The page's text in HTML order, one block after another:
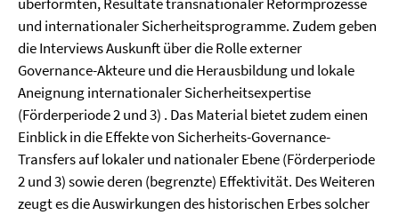
und internationaler Sicherheitsprogramme. Zudem geben
die Interviews Auskunft über die Rolle externer
Governance-Akteure und die Herausbildung und lokale
Aneignung internationaler Sicherheitsexpertise
(Förderperiode 2 und 3) . Das Material bietet zudem einen
Einblick in die Effekte von Sicherheits-Governance-
Transfers auf lokaler und nationaler Ebene (Förderperiode
2 und 3) sowie deren (begrenzte) Effektivität. Des Weiteren
zeugt es die Auswirkungen des historischen Erbes solcher